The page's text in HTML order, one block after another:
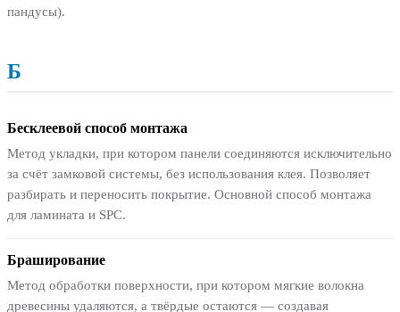
пандусы).
Б
Бесклеевой способ монтажа
Метод укладки, при котором панели соединяются исключительно
за счёт замковой системы, без использования клея. Позволяет
разбирать и переносить покрытие. Основной способ монтажа
для ламината и SPC.
Браширование
Метод обработки поверхности, при котором мягкие волокна
древесины удаляются, а твёрдые остаются — создавая